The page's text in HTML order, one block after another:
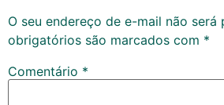
O seu endereço de e-mail não será
obrigatórios são marcados com *
Comentário *